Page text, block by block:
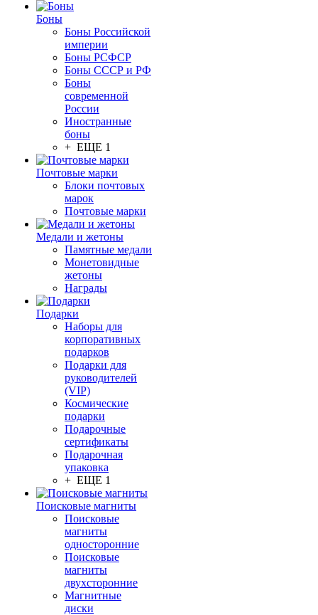
Боны
Боны Российской
империи
Боны РСФСР
Боны СССР и РФ
Боны
современной
России
Иностранные
боны
+ ЕЩЕ 1
Почтовые марки
Блоки почтовых
марок
Почтовые марки
Медали и жетоны
Памятные медали
Монетовидные
жетоны
Награды
Подарки
Наборы для
корпоративных
подарков
Подарки для
руководителей
(VIP)
Космические
подарки
Подарочные
сертификаты
Подарочная
упаковка
+ ЕЩЕ 1
Поисковые магниты
Поисковые
магниты
односторонние
Поисковые
магниты
двухсторонние
Магнитные
диски